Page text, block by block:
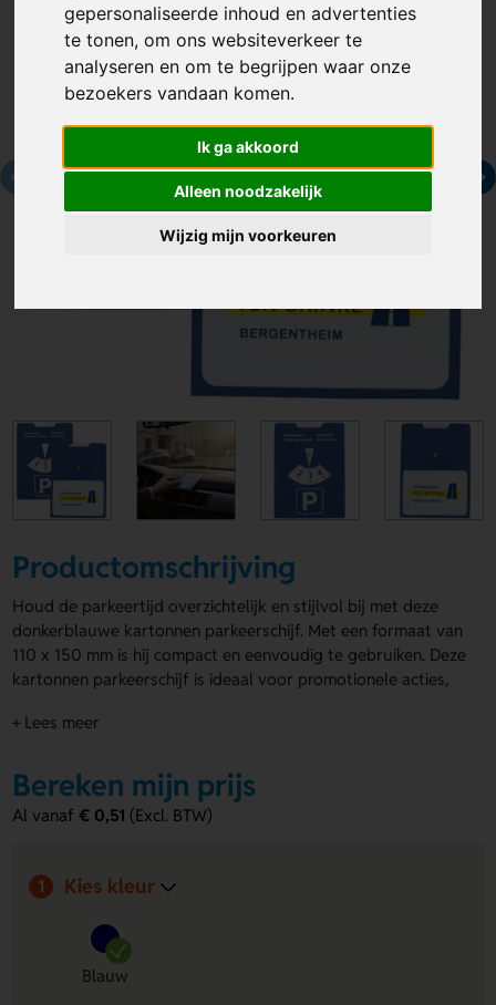
gepersonaliseerde inhoud en advertenties
te tonen, om ons websiteverkeer te
analyseren en om te begrijpen waar onze
bezoekers vandaan komen.
Ik ga akkoord
Alleen noodzakelijk
Wijzig mijn voorkeuren
Productomschrijving
Houd de parkeertijd overzichtelijk en stijlvol bij met deze
donkerblauwe kartonnen parkeerschijf. Met een formaat van
110 x 150 mm is hij compact en eenvoudig te gebruiken. Deze
kartonnen parkeerschijf is ideaal voor promotionele acties,
jouw logo of naam. Geef je klanten een handig en praktisch
parkeerschijven
Voordelen van de donkerblauwe
Volledig bedrukt:
Compact formaat:
parkeerschijf gemakkelijk in elke auto en is hij eenvoudig
in gebruik.
+ Lees meer
Bereken mijn prijs
Al vanaf€ 0,51 (Excl. BTW)
1 Kies kleur
Blauw